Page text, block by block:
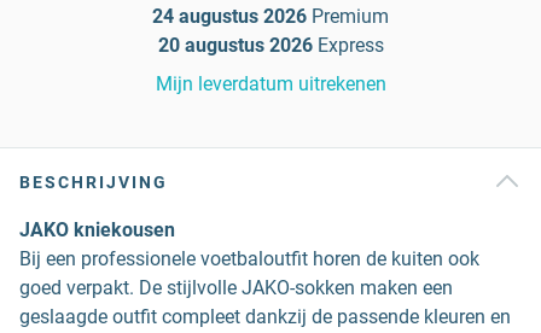
24 augustus 2026 Premium
20 augustus 2026 Express
Mijn leverdatum uitrekenen
BESCHRIJVING
JAKO kniekousen
Bij een professionele voetbaloutfit horen de kuiten ook
goed verpakt. De stijlvolle JAKO-sokken maken een
geslaagde outfit compleet dankzij de passende kleuren en